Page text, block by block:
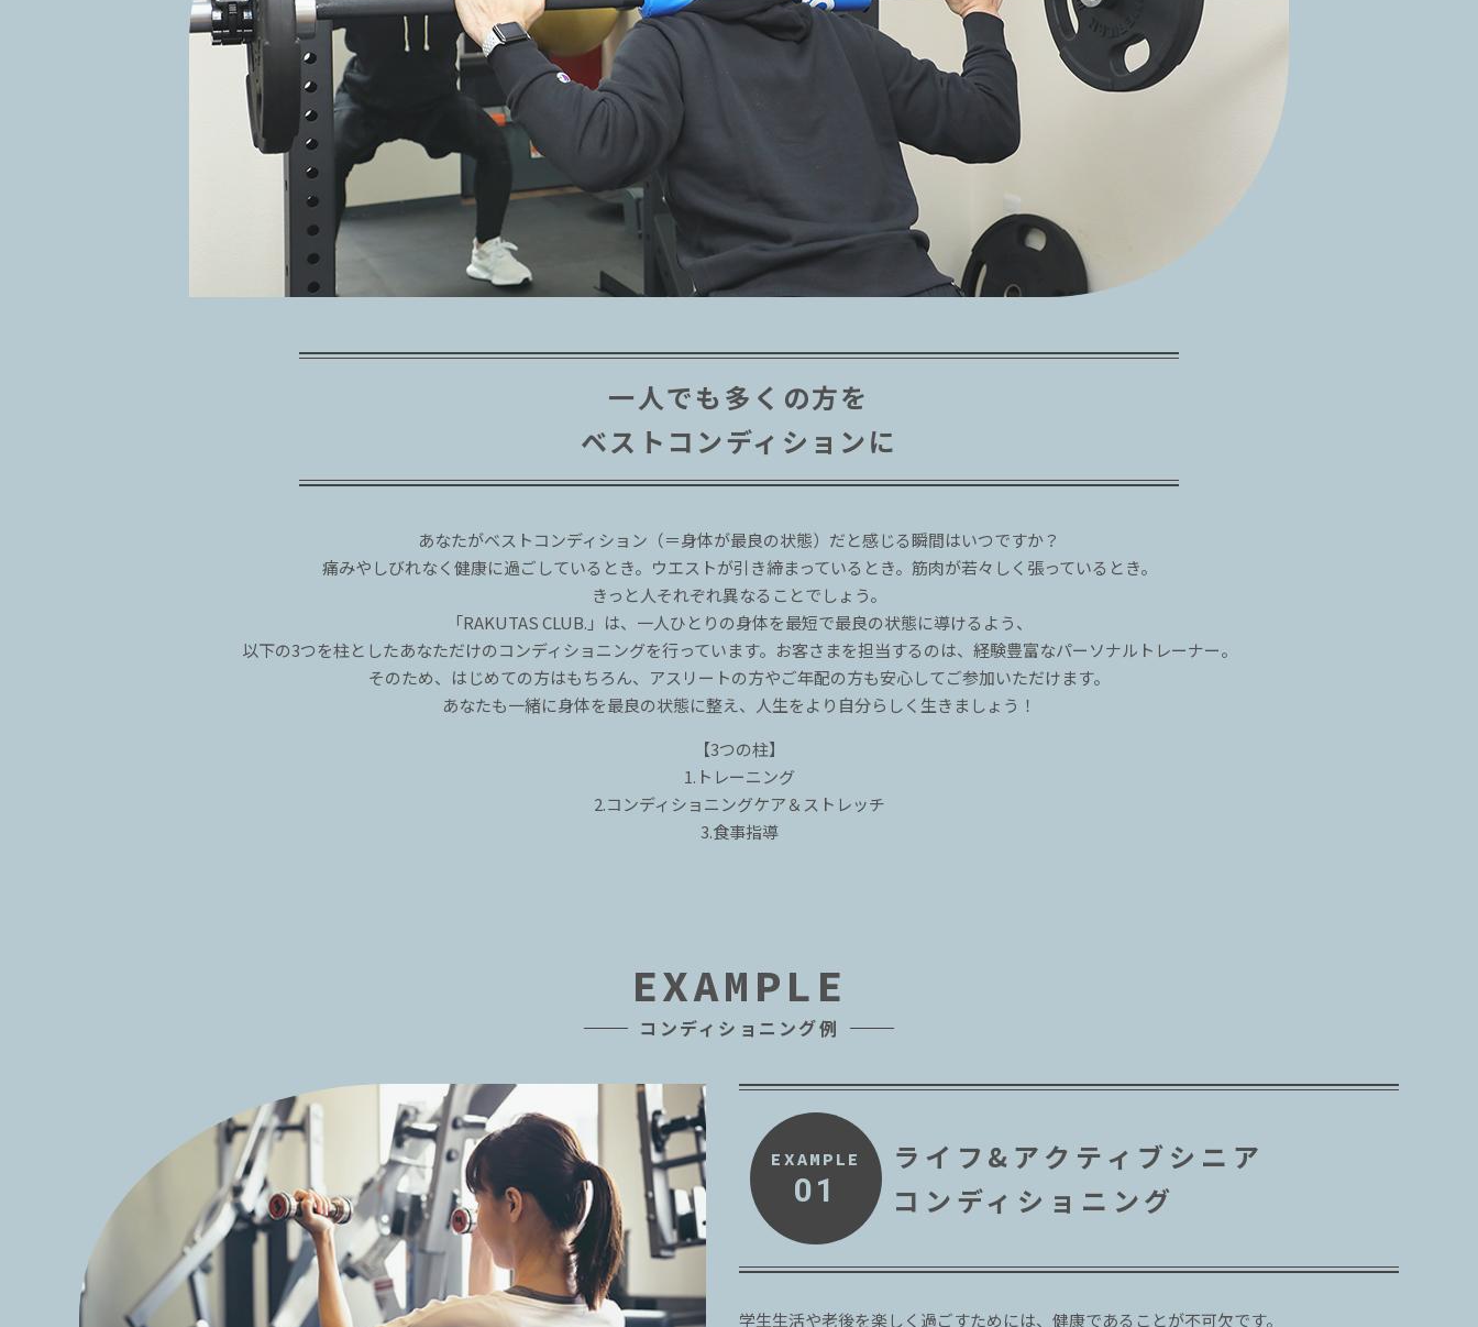
一人でも多くの方を
ベストコンディションに
あなたがベストコンディション（＝身体が最良の状態）だと感じる瞬間はいつですか？
痛みやしびれなく健康に過ごしているとき。ウエストが引き締まっているとき。筋肉が若々しく張っているとき。
きっと人それぞれ異なることでしょう。
「RAKUTAS CLUB.」は、一人ひとりの身体を最短で最良の状態に導けるよう、
以下の3つを柱としたあなただけのコンディショニングを行っています。お客さまを担当するのは、経験豊富なパーソナルトレーナー。
そのため、はじめての方はもちろん、アスリートの方やご年配の方も安心してご参加いただけます。
あなたも一緒に身体を最良の状態に整え、人生をより自分らしく生きましょう！
【3つの柱】
1.トレーニング
2.コンディショニングケア＆ストレッチ
3.食事指導
EXAMPLE
コンディショニング例
EXAMPLE
01
ライフ&アクティブシニア
コンディショニング
学生生活や老後を楽しく過ごすためには、健康であることが不可欠です。